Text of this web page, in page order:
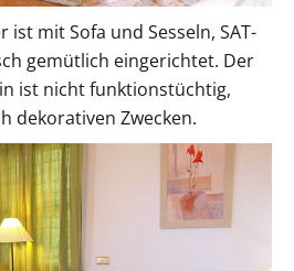
ist mit Sofa und Sesseln, SAT-
gemütlich eingerichtet. Der
ist nicht funktionstüchtig,
dekorativen Zwecken.